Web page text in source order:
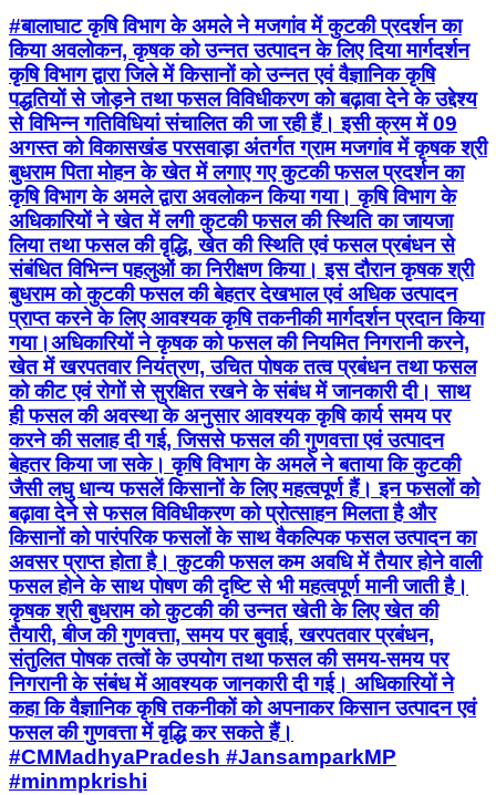
#बालाघाट कृषि विभाग के अमले ने मजगांव में कुटकी प्रदर्शन का
किया अवलोकन, कृषक को उन्नत उत्पादन के लिए दिया मार्गदर्शन
कृषि विभाग द्वारा जिले में किसानों को उन्नत एवं वैज्ञानिक कृषि
पद्धतियों से जोड़ने तथा फसल विविधीकरण को बढ़ावा देने के उद्देश्य
से विभिन्न गतिविधियां संचालित की जा रही हैं। इसी क्रम में 09
अगस्त को विकासखंड परसवाड़ा अंतर्गत ग्राम मजगांव में कृषक श्री
बुधराम पिता मोहन के खेत में लगाए गए कुटकी फसल प्रदर्शन का
कृषि विभाग के अमले द्वारा अवलोकन किया गया। कृषि विभाग के
अधिकारियों ने खेत में लगी कुटकी फसल की स्थिति का जायजा
लिया तथा फसल की वृद्धि, खेत की स्थिति एवं फसल प्रबंधन से
संबंधित विभिन्न पहलुओं का निरीक्षण किया। इस दौरान कृषक श्री
बुधराम को कुटकी फसल की बेहतर देखभाल एवं अधिक उत्पादन
प्राप्त करने के लिए आवश्यक कृषि तकनीकी मार्गदर्शन प्रदान किया
गया।अधिकारियों ने कृषक को फसल की नियमित निगरानी करने,
खेत में खरपतवार नियंत्रण, उचित पोषक तत्व प्रबंधन तथा फसल
को कीट एवं रोगों से सुरक्षित रखने के संबंध में जानकारी दी। साथ
ही फसल की अवस्था के अनुसार आवश्यक कृषि कार्य समय पर
करने की सलाह दी गई, जिससे फसल की गुणवत्ता एवं उत्पादन
बेहतर किया जा सके। कृषि विभाग के अमले ने बताया कि कुटकी
जैसी लघु धान्य फसलें किसानों के लिए महत्वपूर्ण हैं। इन फसलों को
बढ़ावा देने से फसल विविधीकरण को प्रोत्साहन मिलता है और
किसानों को पारंपरिक फसलों के साथ वैकल्पिक फसल उत्पादन का
अवसर प्राप्त होता है। कुटकी फसल कम अवधि में तैयार होने वाली
फसल होने के साथ पोषण की दृष्टि से भी महत्वपूर्ण मानी जाती है।
कृषक श्री बुधराम को कुटकी की उन्नत खेती के लिए खेत की
तैयारी, बीज की गुणवत्ता, समय पर बुवाई, खरपतवार प्रबंधन,
संतुलित पोषक तत्वों के उपयोग तथा फसल की समय-समय पर
निगरानी के संबंध में आवश्यक जानकारी दी गई। अधिकारियों ने
कहा कि वैज्ञानिक कृषि तकनीकों को अपनाकर किसान उत्पादन एवं
फसल की गुणवत्ता में वृद्धि कर सकते हैं।
#CMMadhyaPradesh #JansamparkMP
#minmpkrishi